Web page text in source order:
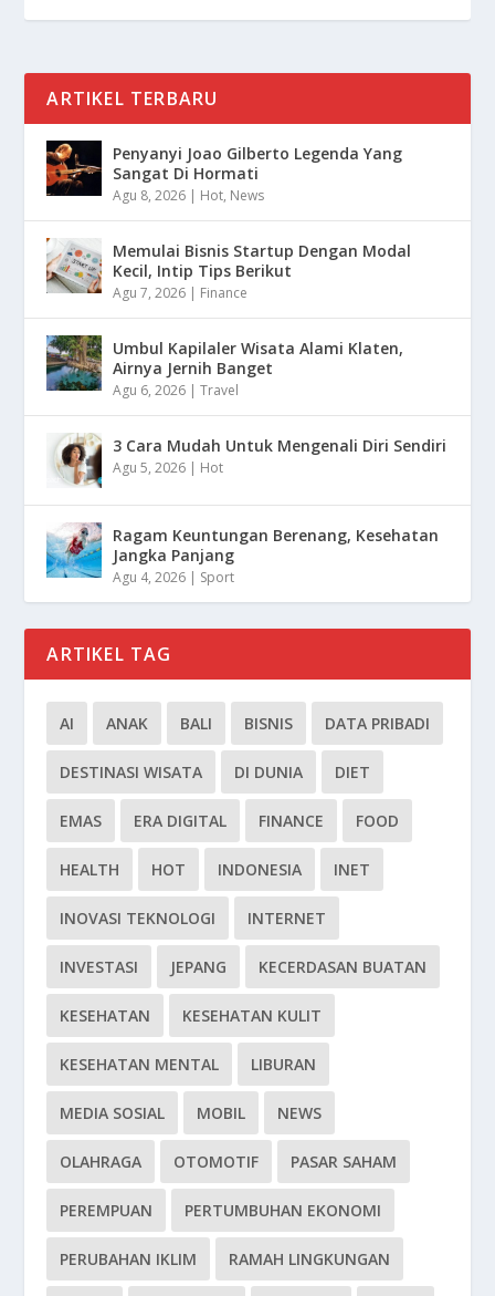
ARTIKEL TERBARU
Penyanyi Joao Gilberto Legenda Yang
Sangat Di Hormati
Agu 8, 2026 | Hot, News
Memulai Bisnis Startup Dengan Modal
Kecil, Intip Tips Berikut
Agu 7, 2026 | Finance
Umbul Kapilaler Wisata Alami Klaten,
Airnya Jernih Banget
Agu 6, 2026 |Travel
3 Cara Mudah Untuk Mengenali Diri Sendiri
Agu 5, 2026 | Hot
Ragam Keuntungan Berenang, Kesehatan
Jangka Panjang
Agu 4, 2026 | Sport
ARTIKEL TAG
AI ANAK BALI BISNIS DATA PRIBADI
DESTINASI WISATA DI DUNIA DIET
EMAS ERA DIGITAL FINANCE FOOD
HEALTH HOT INDONESIA INET
INOVASI TEKNOLOGI INTERNET
INVESTASI JEPANG KECERDASAN BUATAN
KESEHATAN KESEHATAN KULIT
KESEHATAN MENTAL LIBURAN
MEDIA SOSIAL MOBIL NEWS
OLAHRAGA OTOMOTIF PASAR SAHAM
PEREMPUAN PERTUMBUHAN EKONOMI
PERUBAHAN IKLIM RAMAH LINGKUNGAN